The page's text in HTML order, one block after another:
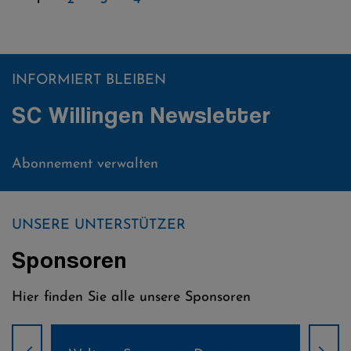
INFORMIERT BLEIBEN
SC Willingen Newsletter
Abonnement verwalten
UNSERE UNTERSTÜTZER
Sponsoren
Hier finden Sie alle unsere Sponsoren